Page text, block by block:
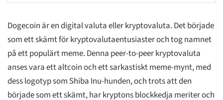
Dogecoin är en digital valuta eller kryptovaluta. Det började
som ett skämt för kryptovalutaentusiaster och tog namnet
på ett populärt meme. Denna peer-to-peer kryptovaluta
anses vara ett altcoin och ett sarkastiskt meme-mynt, med
dess logotyp som Shiba Inu-hunden, och trots att den
började som ett skämt, har kryptons blockkedja meriter och